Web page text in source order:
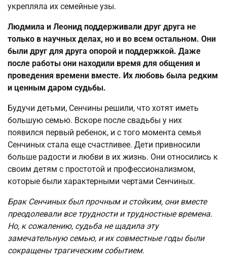
укрепляла их семейные узы.
Людмила и Леонид поддерживали друг друга не
только в научных делах, но и во всем остальном. Они
были друг для друга опорой и поддержкой. Даже
после работы они находили время для общения и
проведения времени вместе. Их любовь была редким
и ценным даром судьбы.
Будучи детьми, Сенчины решили, что хотят иметь
большую семью. Вскоре после свадьбы у них
появился первый ребенок, и с того момента семья
Сенчиных стала еще счастливее. Дети привносили
больше радости и любви в их жизнь. Они относились к
своим детям с простотой и профессионализмом,
которые были характерными чертами Сенчиных.
Брак Сенчиных был прочным и стойким, они вместе
преодолевали все трудности и трудностные времена.
Но, к сожалению, судьба не щадила эту
замечательную семью, и их совместные годы были
сокращены трагическим событием.